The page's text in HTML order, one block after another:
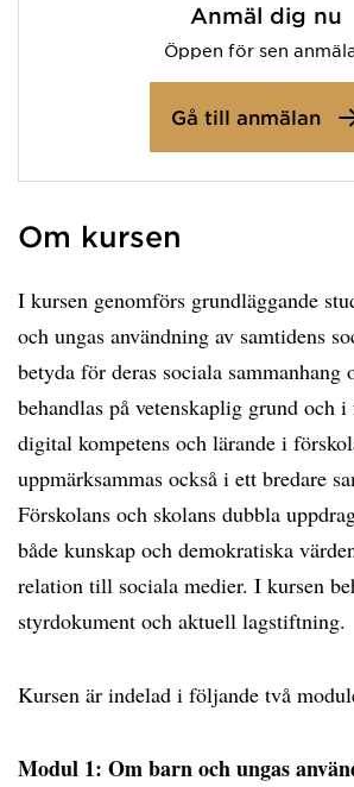
Anmäl dig nu
Öppen för sen
Gå till anmälan
Om kursen
I kursen genomförs grundläggande
och ungas användning av samtidens
betyda för deras sociala sammanhang
behandlas på vetenskaplig grund och
digital kompetens och lärande i
uppmärksammas också i ett bredare
Förskolans och skolans dubbla
både kunskap och demokratiska
relation till sociala medier. I kursen
styrdokument och aktuell lagstiftning.
Kursen är indelad i följande två
Modul 1: Om barn och ungas